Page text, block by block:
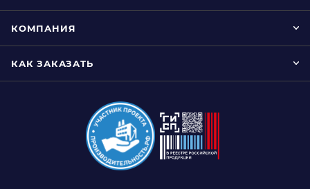
КОМПАНИЯ
КАК ЗАКАЗАТЬ